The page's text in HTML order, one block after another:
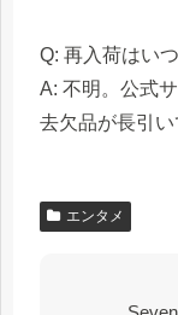
Q: 再入荷はい
A: 不明。公式
去欠品が長引い
エンタメ